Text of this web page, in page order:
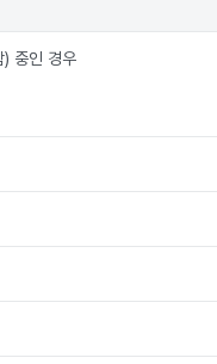
) 중인 경우